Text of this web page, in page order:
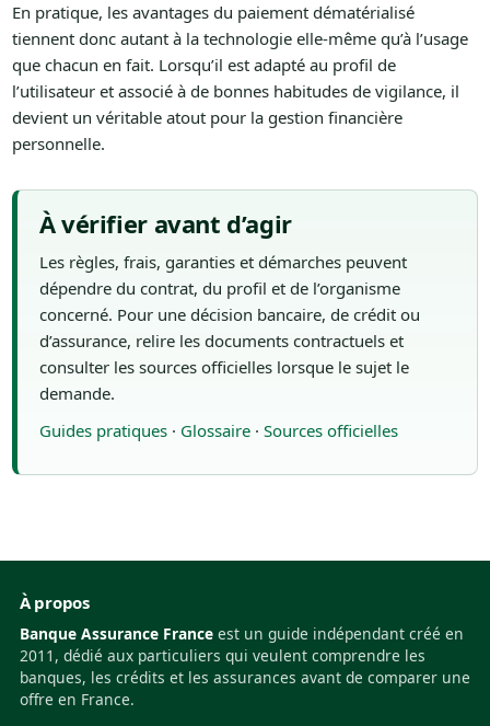
En pratique, les avantages du paiement dématérialisé
tiennent donc autant à la technologie elle-même qu’à l’usage
que chacun en fait. Lorsqu’il est adapté au profil de
l’utilisateur et associé à de bonnes habitudes de vigilance, il
devient un véritable atout pour la gestion financière
personnelle.
À vérifier avant d’agir
Les règles, frais, garanties et démarches peuvent
dépendre du contrat, du profil et de l’organisme
concerné. Pour une décision bancaire, de crédit ou
d’assurance, relire les documents contractuels et
consulter les sources officielles lorsque le sujet le
demande.
Guides pratiques· Glossaire· Sources officielles
À propos
Banque Assurance France est un guide indépendant créé en
2011, dédié aux particuliers qui veulent comprendre les
banques, les crédits et les assurances avant de comparer une
offre en France.